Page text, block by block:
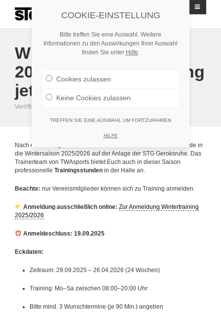
Wintertraining
2025/2026 – Anmeldung
jetzt möglich!
Veröffentlicht: 15. September 2025
Nach einer erfolgreichen Sommersaison starten wir voller Vorfreude in
die Wintersaison 2025/2026 auf der Anlage der STG Geroksruhe. Das
Trainerteam von TWAsports bietet Euch auch in dieser Saison
professionelle Trainingsstunden in der Halle an.
Beachte: nur Vereinsmitglieder können sich zu Training anmelden.
Anmeldung ausschließlich online: Zur Anmeldung Wintertraining
2025/2026
Anmeldeschluss: 19.09.2025
Eckdaten:
Zeitraum: 29.09.2025 – 26.04.2026 (24 Wochen)
Training: Mo–Sa zwischen 08:00–20:00 Uhr
Bitte mind. 3 Wunschtermine (je 90 Min.) angeben
COOKIE-EINSTELLUNG
Bitte treffen Sie eine Auswahl. Weitere
Informationen zu den Auswirkungen Ihrer Auswahl
finden Sie unter Hilfe.
Cookies zulassen
Keine Cookies zulassen
TREFFEN SIE EINE AUSWAHL UM FORTZUFAHREN
HILFE